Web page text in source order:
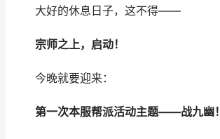
大好的休息日子，这不得——
宗师之上，启动！
今晚就要迎来：
第一次本服帮派活动主题——战九幽！